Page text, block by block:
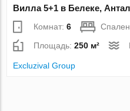
Вилла 5+1 в Белеке,
Комнат:6
Площадь:250 м²
Excluzival Group